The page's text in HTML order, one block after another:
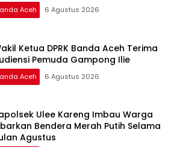
Aceh 6 Agustus 2026
Ketua DPRK Banda Aceh Terima
Pemuda Gampong Ilie
Aceh 6 Agustus 2026
Ulee Kareng Imbau Warga
Bendera Merah Putih Selama
Agustus